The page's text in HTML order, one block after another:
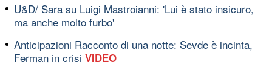
U&D/ Sara su Luigi Mastroianni: 'Lui è stato insicuro,
ma anche molto furbo'
Anticipazioni Racconto di una notte: Sevde è incinta,
Ferman in crisi VIDEO